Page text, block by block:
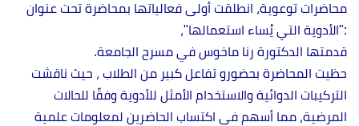
محاضرات توعوية، انطلقت أولى فعالياتها بمحاضرة تحت عنوان
:"الأدوية التي يُساء استعمالها"،
قدمتها الدكتورة رنا ماخوس في مسرح الجامعة.
حظيت المحاضرة بحضورو تفاعل كبير من الطلاب ، حيث ناقشت
التركيبات الدوائية والاستخدام الأمثل للأدوية وفقًا للحالات
المرضية، مما أسهم في اكتساب الحاضرين لمعلومات علمية